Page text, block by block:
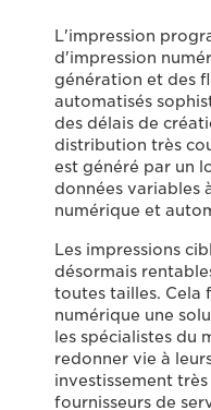
L'impression
d'impression
génération et des
automatisés
des délais de
distribution très
est généré par un
données variables
numérique et
Les impressions
désormais
toutes tailles. Cela
numérique une
les spécialistes du
redonner vie à
investissement
fournisseurs de